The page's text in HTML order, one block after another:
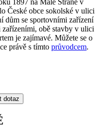
1897 na Malé Straně v
České obce sokolské v ulici
dům se sportovními zařízení
obě stavby v ulici
je zajímavé. Můžete se o
právě s tímto průvodcem.
dotaz